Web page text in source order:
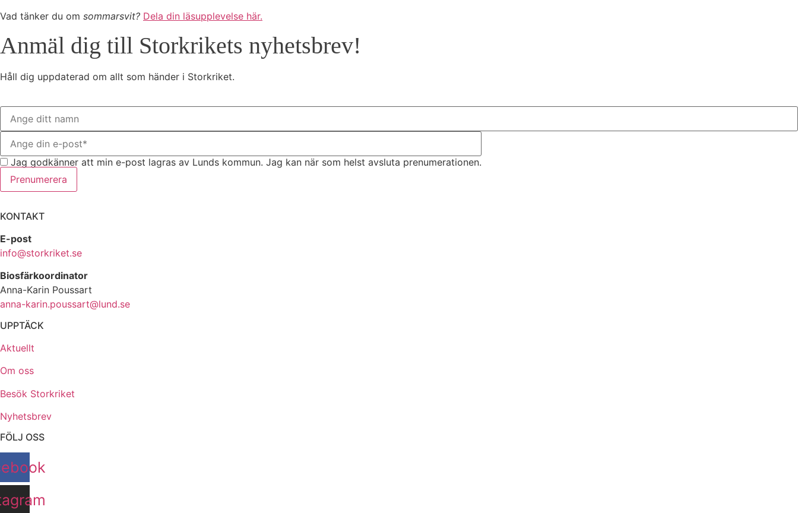
Vad tänker du om sommarsvit? Dela din läsupplevelse här.
Anmäl dig till Storkrikets nyhetsbrev!
Håll dig uppdaterad om allt som händer i Storkriket.
Jag godkänner att min e-post lagras av Lunds kommun. Jag kan när som helst avsluta prenumerationen.
Prenumerera
KONTAKT
E-post
info@storkriket.se
Biosfärkoordinator
Anna-Karin Poussart
anna-karin.poussart@lund.se
UPPTÄCK
Aktuellt
Om oss
Besök Storkriket
Nyhetsbrev
FÖLJ OSS